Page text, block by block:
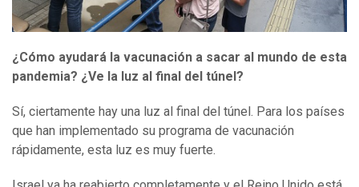
¿Cómo ayudará la vacunación a sacar al mundo de esta
pandemia? ¿Ve a luz al final del túnel?
Sí, ciertamente hay una luz al final del túnel. Para los países
que han implementado su programa de vacunación
rápidamente, esta luz es muy fuerte.